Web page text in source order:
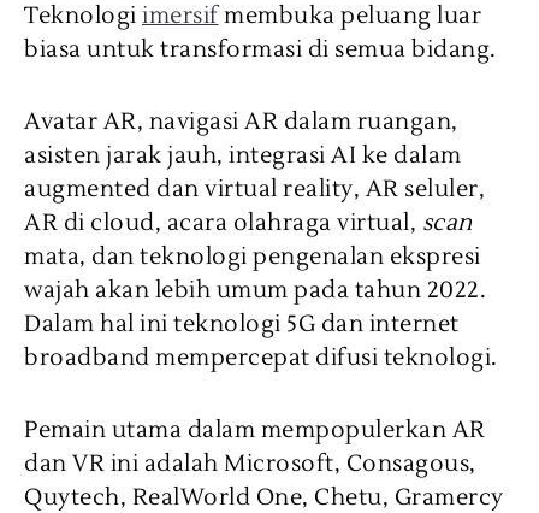
Teknologi imersifmembuka peluang luar
biasa untuk transformasi di semua bidang.
Avatar AR, navigasi AR dalam ruangan,
asisten jarak jauh, integrasi AI ke dalam
augmented dan virtual reality, AR seluler,
AR di cloud, acara olahraga virtual, scan
mata, dan teknologi pengenalan ekspresi
wajah akan lebih umum pada tahun 2022.
Dalam hal ini teknologi 5G dan internet
broadband mempercepat difusi teknologi.
Pemain utama dalam mempopulerkan AR
dan VR ini adalah Microsoft, Consagous,
Quytech, RealWorld One, Chetu, Gramercy